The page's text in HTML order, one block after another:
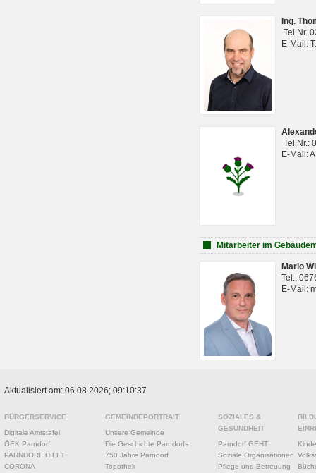
Ing.
Tel.Nr.
E-Mail:
Tel.Nr.:
E-Mail:
Mitarbeiter im
Mario
Tel.:
E-Mail:
Aktualisiert am: 06.08.2026; 09:10:37
BÜRGERSERVICE
Digitale Amtstafel
ÖEK Parndorf
PARNDORF HILFT
CORONA
GEMEINDEPORTRAIT
Unsere Gemeinde
Die Geschichte Parndorfs
750 Jahre Parndorf
Topothek
SOZIALES &
GESUNDHEIT
Parndorf GEHT
Soziale Organisationen
Pflege und Betreuung